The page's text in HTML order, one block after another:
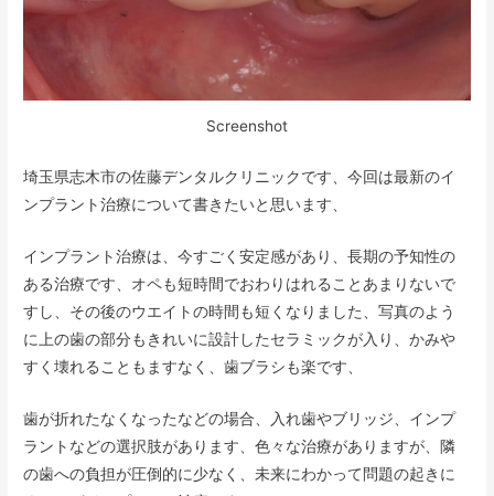
Screenshot
埼玉県志木市の佐藤デンタルクリニックです、今回は最新のイ
ンプラント治療について書きたいと思います、
インプラント治療は、今すごく安定感があり、長期の予知性の
ある治療です、オペも短時間でおわりはれることあまりないで
すし、その後のウエイトの時間も短くなりました、写真のよう
に上の歯の部分もきれいに設計したセラミックが入り、かみや
すく壊れることもますなく、歯ブラシも楽です、
歯が折れたなくなったなどの場合、入れ歯やブリッジ、インプ
ラントなどの選択肢があります、色々な治療がありますが、隣
の歯への負担が圧倒的に少なく、未来にわかって問題の起きに